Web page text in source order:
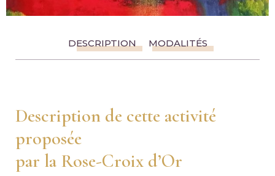
DESCRIPTION MODALITÉS
Description de cette activité
proposée
par la Rose-Croix d’Or